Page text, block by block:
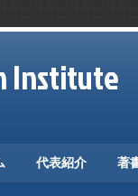
Institute
代表紹介 著